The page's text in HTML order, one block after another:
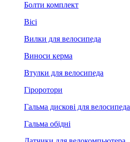
Болти комплект
Вісі
Вилки для велосипеда
Виноси керма
Втулки для велосипеда
Гіроротори
Гальма дискові для велосипеда
Гальма обідні